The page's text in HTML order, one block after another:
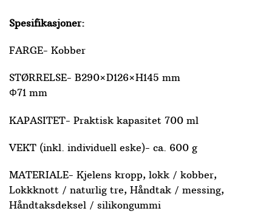
Spesifikasjoner:
FARGE- Kobber
STØRRELSE- B290×D126×H145 mm
Φ71 mm
KAPASITET- Praktisk kapasitet 700 ml
VEKT (inkl. individuell eske)- ca. 600 g
MATERIALE- Kjelens kropp, lokk / kobber,
Lokkknott / naturlig tre, Håndtak / messing,
Håndtaksdeksel / silikongummi